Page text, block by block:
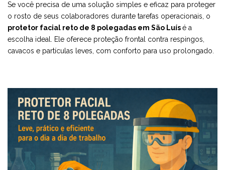
Se você precisa de uma solução simples e eficaz para proteger
o rosto de seus colaboradores durante tarefas operacionais, o
protetor facial reto de 8 polegadas em São Luísé a
escolha ideal. Ele oferece proteção frontal contra respingos,
cavacos e partículas leves, com conforto para uso prolongado.